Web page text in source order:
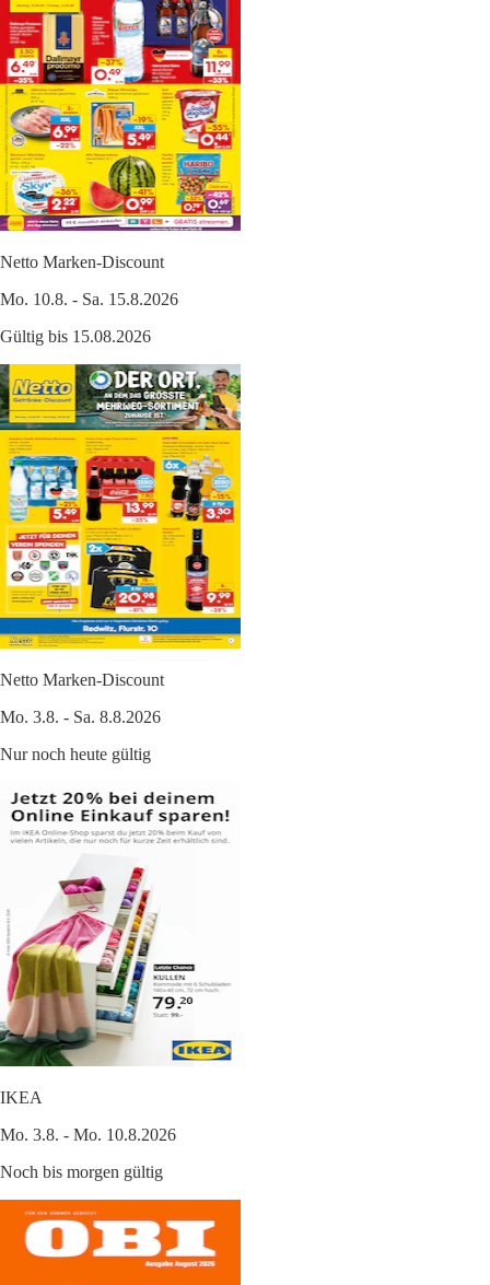
Netto Marken-Discount
Mo. 10.8. - Sa. 15.8.2026
Gültig bis 15.08.2026
Netto Marken-Discount
Mo. 3.8. - Sa. 8.8.2026
Nur noch heute gültig
IKEA
Mo. 3.8. - Mo. 10.8.2026
Noch bis morgen gültig